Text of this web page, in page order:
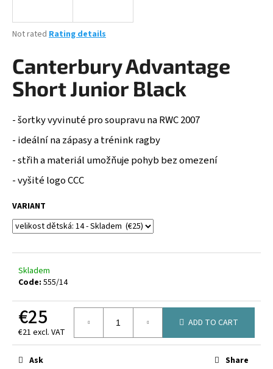
The
product
rating
is
0,0
of
stars.
Not rated Rating details
Canterbury Advantage
Short Junior Black
- šortky vyvinuté pro soupravu na RWC 2007
- ideální na zápasy a trénink ragby
- střih a materiál umožňuje pohyb bez omezení
- vyšité logo CCC
VARIANT
Skladem
Code: 555/14
€25
€21 excl. VAT
Measure
price:
ADD TO CART
Ask Share
n
f
o
r
W
r
e
m
m
e
n
d